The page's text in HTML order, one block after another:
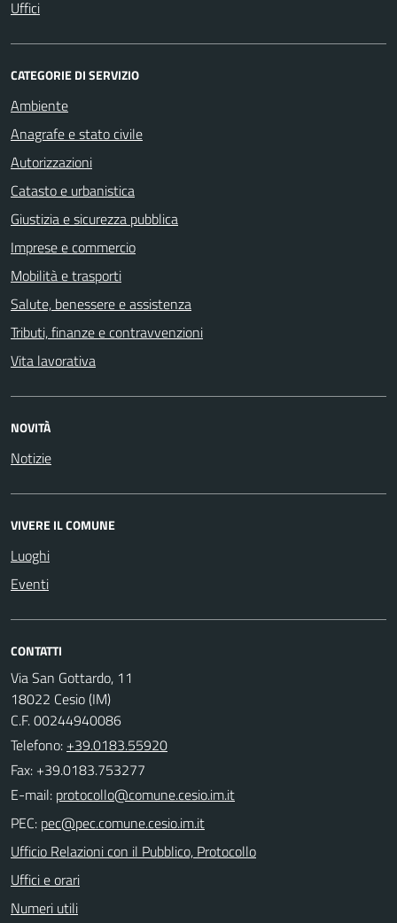
Uffici
CATEGORIE DI SERVIZIO
Ambiente
Anagrafe e stato civile
Autorizzazioni
Catasto e urbanistica
Giustizia e sicurezza pubblica
Imprese e commercio
Mobilità e trasporti
Salute, benessere e assistenza
Tributi, finanze e contravvenzioni
Vita lavorativa
NOVITÀ
Notizie
VIVERE IL COMUNE
Luoghi
Eventi
CONTATTI
Via San Gottardo, 11
18022 Cesio (IM)
C.F. 00244940086
Telefono: +39.0183.55920
Fax: +39.0183.753277
E-mail:
PEC:
Ufficio Relazioni con il Pubblico, Protocollo
Uffici e orari
Numeri utili